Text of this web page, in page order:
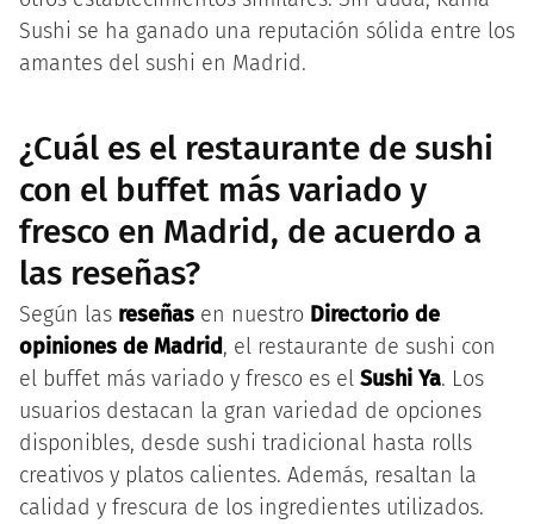
Sushi se ha ganado una reputación sólida entre los
amantes del sushi en Madrid.
¿Cuál es el restaurante de sushi
con el buffet más variado y
fresco en Madrid, de acuerdo a
las reseñas?
Según las reseñas en nuestro Directorio de
opiniones de Madrid, el restaurante de sushi con
el buffet más variado y fresco es el Sushi Ya. Los
usuarios destacan la gran variedad de opciones
disponibles, desde sushi tradicional hasta rolls
creativos y platos calientes. Además, resaltan la
calidad y frescura de los ingredientes utilizados.